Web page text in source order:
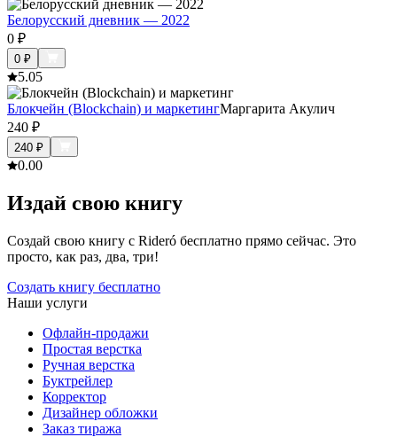
Белорусский дневник — 2022
0 ₽
0 ₽
5.05
Блокчейн (Blockchain) и маркетингМаргарита Акулич
240 ₽
240 ₽
0.00
Издай свою книгу
Создай свою книгу с Rideró бесплатно прямо сейчас. Это
просто, как раз, два, три!
Создать книгу бесплатно
Наши услуги
Офлайн-продажи
Простая верстка
Ручная верстка
Буктрейлер
Корректор
Дизайнер обложки
Заказ тиража